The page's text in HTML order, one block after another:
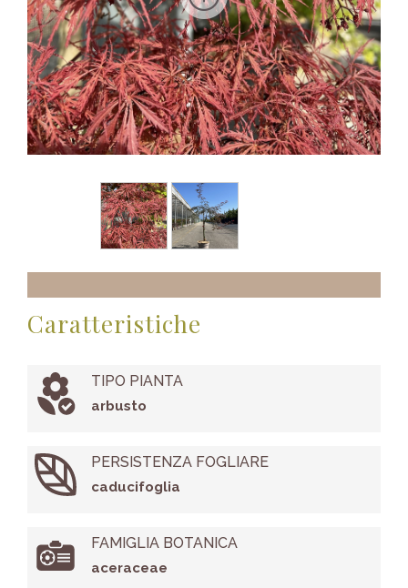
Caratteristiche
TIPO PIANTA
arbusto
PERSISTENZA FOGLIARE
caducifoglia
FAMIGLIA BOTANICA
aceraceae